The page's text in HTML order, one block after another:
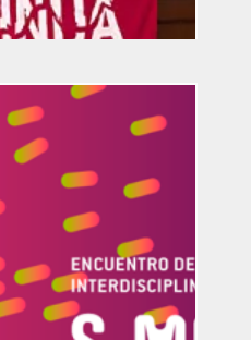
Hidalgo 158.. . .
El viaje del
a la realidad
& Bzika